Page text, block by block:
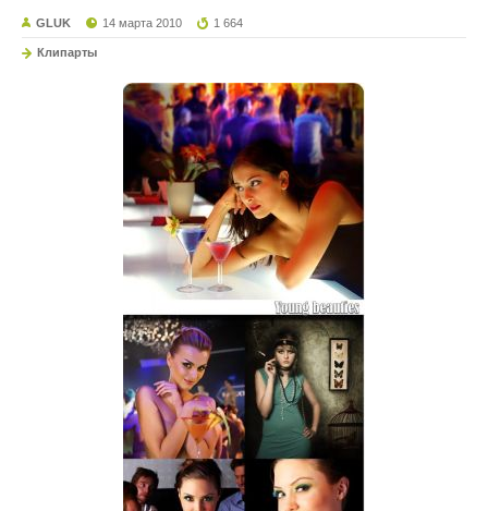
GLUK 14 марта 2010 1 664
Клипарты